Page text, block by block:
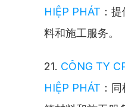
HIỆP PHÁT ：
料和施工服务。
21. CÔNG TY
HIỆP PHÁT ：